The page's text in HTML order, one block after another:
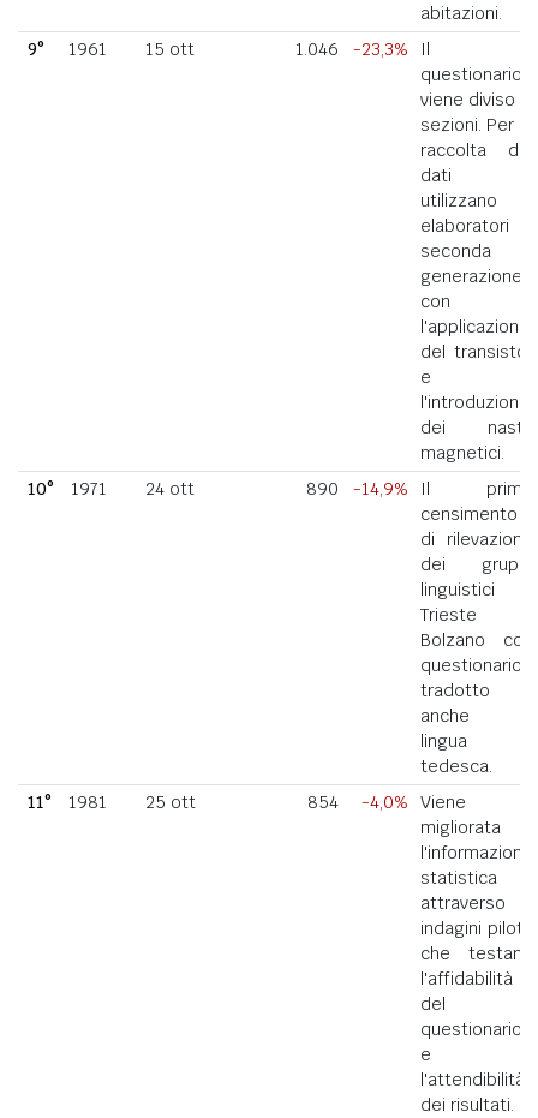
abitazioni.
9°
1961 15 ott 1.046 -23,3%
Il
questionario
viene diviso in
sezioni. Per la
raccolta dei
dati si
utilizzano
elaboratori di
seconda
generazione
con
l'applicazione
del transistor
e
l'introduzione
dei nastri
magnetici.
10°
1971 24 ott 890 -14,9%
Il primo
censimento
di rilevazione
dei gruppi
linguistici di
Trieste e
Bolzano con
questionario
tradotto
anche in
lingua
tedesca.
11°
1981 25 ott 854 -4,0%
Viene
migliorata
l'informazione
statistica
attraverso
indagini pilota
che testano
l'affidabilità
del
questionario
e
l'attendibilità
dei risultati.